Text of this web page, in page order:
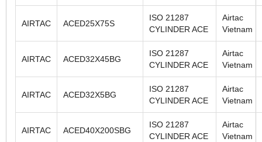
AIRTAC ACED25X75S
ISO 21287
CYLINDER ACE
Airtac
Vietnam
AIRTAC ACED32X45BG
ISO 21287
CYLINDER ACE
Airtac
Vietnam
AIRTAC ACED32X5BG
ISO 21287
CYLINDER ACE
Airtac
Vietnam
AIRTAC ACED40X200SBG
ISO 21287
CYLINDER ACE
Airtac
Vietnam